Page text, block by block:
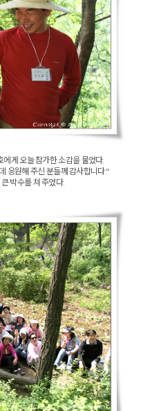
게 오늘 참가한 소감을 물었다.
응원해 주신 분들께 감사합니다."
박수를 쳐 주었다.